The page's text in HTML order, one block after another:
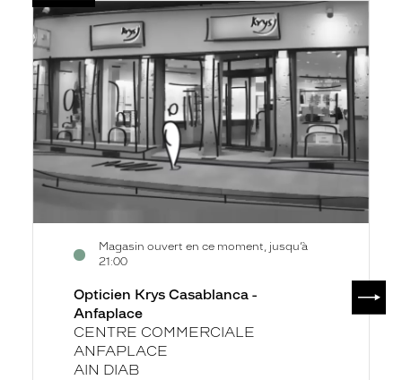
Opticien
Krys
Casablanca
-
Anfaplace
Magasin ouvert en ce moment, jusqu’à
21:00
Voir
la
fiche
Opticien Krys Casablanca -
Anfaplace
CENTRE COMMERCIALE
ANFAPLACE
AIN DIAB